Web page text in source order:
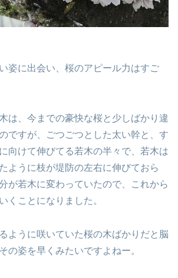
姿に出会い、桜のアピール力はすご
は、今までの豪快な桜と少しばかり違
ですが、ごつごつとした太い幹と、す
向けて伸びてる若木の半々で、若木は
ように枝が堤防の左右に伸びておら
が若木に変わっていたので、これから
くことになりました。
ように咲いていた桜の木ばかりだと脳
の姿を早くみたいですよねー。